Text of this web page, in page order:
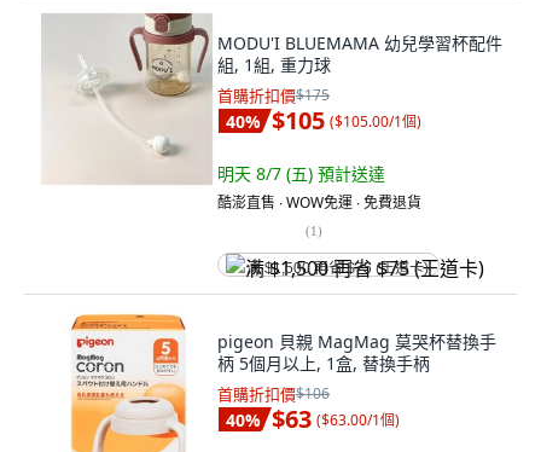
MODU'I BLUEMAMA 幼兒學習杯配件
組, 1組, 重力球
首購折扣價$175
40% $105 ($105.00/1個)
明天 8/7 (五) 預計送達
酷澎直售 ∙ WOW免運 ∙ 免費退貨
(1)
满 $1,500 再省 $75 (王道卡)
pigeon 貝親 MagMag 莫哭杯替換手
柄 5個月以上, 1盒, 替換手柄
首購折扣價$106
40% $63 ($63.00/1個)